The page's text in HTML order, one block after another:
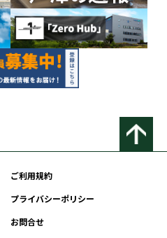
ご利用規約
プライバシーポリシー
お問合せ